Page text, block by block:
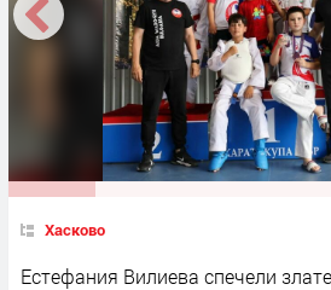
Хасково
Естефания Вилиева спечели